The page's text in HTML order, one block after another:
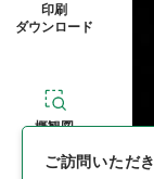
印刷
ダウンロード
概観図
ご訪問いただ